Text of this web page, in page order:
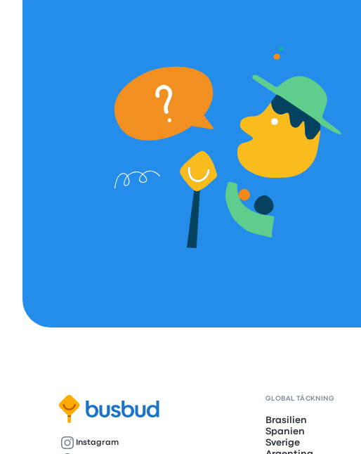
Instagram
GLOBAL TÄCKNING
Brasilien
Spanien
Sverige